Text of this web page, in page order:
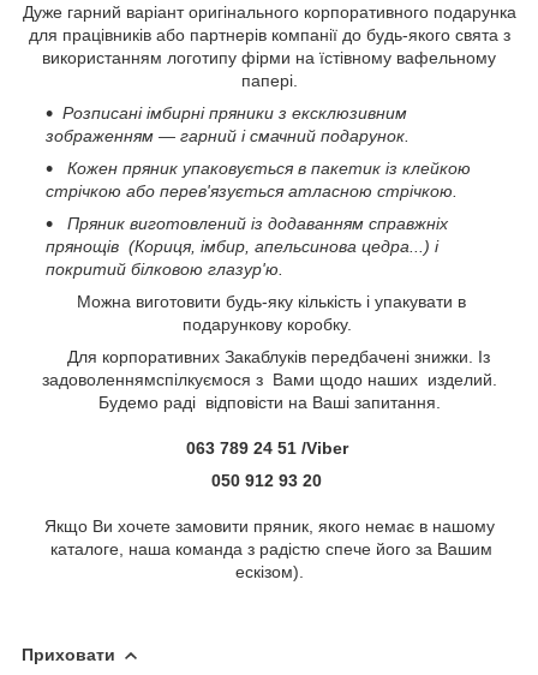
Дуже гарний варіант оригінального корпоративного подарунка
для працівників або партнерів компанії до будь-якого свята з
використанням логотипу фірми на їстівному вафельному
папері.
Розписані імбирні пряники з ексклюзивним
зображенням — гарний і смачний подарунок.
Кожен пряник упаковується в пакетик із клейкою
стрічкою або перев'язується атласною стрічкою.
Пряник виготовлений із додаванням справжніх
прянощів (Кориця, імбир, апельсинова цедра...) і
покритий білковою глазур'ю.
Можна виготовити будь-яку кількість і упакувати в
подарункову коробку.
Для корпоративних Закаблуків передбачені знижки. Із
задоволеннямспілкуємося з Вами щодо наших изделий.
Будемо раді відповісти на Ваші запитання.
063 789 24 51 /Viber
050 912 93 20
Якщо Ви хочете замовити пряник, якого немає в нашому
каталоге, наша команда з радістю спече його за Вашим
ескізом).
Приховати